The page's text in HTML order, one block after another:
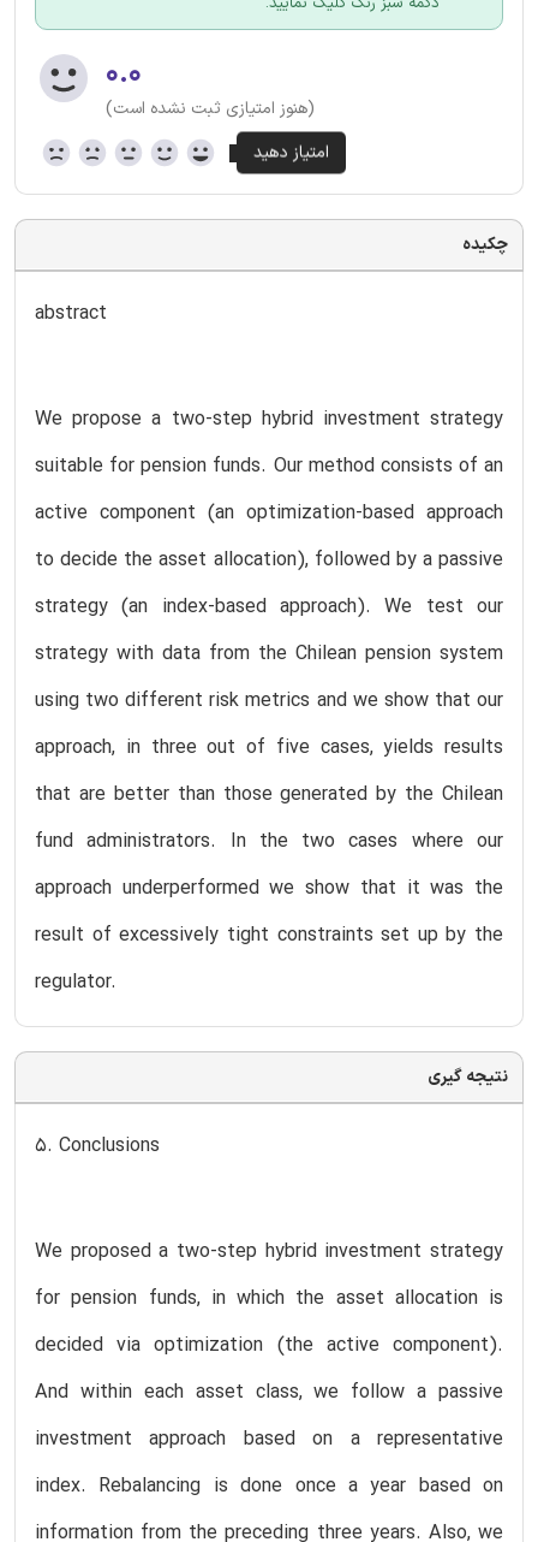
۰.۰
(هنوز امتیازی ثبت نشده است)
چکیده
abstract
We propose a two-step hybrid investment strategy
suitable for pension funds. Our method consists of an
active component (an optimization-based approach
to decide the asset allocation), followed by a passive
strategy (an index-based approach). We test our
strategy with data from the Chilean pension system
using two different risk metrics and we show that our
approach, in three out of five cases, yields results
that are better than those generated by the Chilean
fund administrators. In the two cases where our
approach underperformed we show that it was the
result of excessively tight constraints set up by the
regulator.
نتیجه گیری
5. Conclusions
We proposed a two-step hybrid investment strategy
for pension funds, in which the asset allocation is
decided via optimization (the active component).
And within each asset class, we follow a passive
investment approach based on a representative
index. Rebalancing is done once a year based on
information from the preceding three years. Also, we